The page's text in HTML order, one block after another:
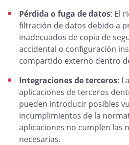
Pérdida o fuga de datos: El
filtración de datos debido a
inadecuados de copia de
accidental o configuración
compartido externo dentro
Integraciones de terceros:
aplicaciones de terceros
pueden introducir posibles
incumplimientos de la
aplicaciones no cumplen las
necesarias.